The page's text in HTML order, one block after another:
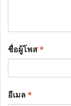
ชื่อผู้โพส*
อีเมล*